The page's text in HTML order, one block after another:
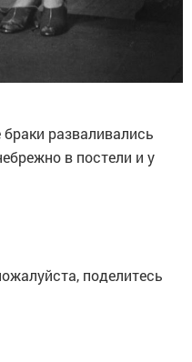
разваливались
в постели и у
поделитесь